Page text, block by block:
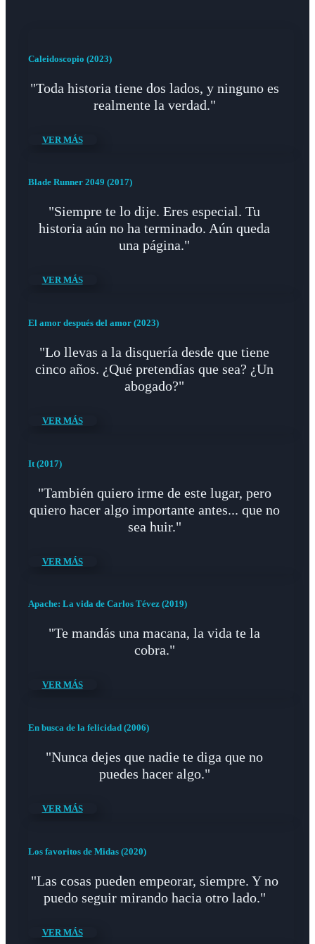
Caleidoscopio (2023)
"Toda historia tiene dos lados, y ninguno es
realmente la verdad."
VER MÁS
Blade Runner 2049 (2017)
"Siempre te lo dije. Eres especial. Tu
historia aún no ha terminado. Aún queda
una página."
VER MÁS
El amor después del amor (2023)
"Lo llevas a la disquería desde que tiene
cinco años. ¿Qué pretendías que sea? ¿Un
abogado?"
VER MÁS
It (2017)
"También quiero irme de este lugar, pero
quiero hacer algo importante antes... que no
sea huir."
VER MÁS
Apache: La vida de Carlos Tévez (2019)
"Te mandás una macana, la vida te la
cobra."
VER MÁS
En busca de la felicidad (2006)
"Nunca dejes que nadie te diga que no
puedes hacer algo."
VER MÁS
Los favoritos de Midas (2020)
"Las cosas pueden empeorar, siempre. Y no
puedo seguir mirando hacia otro lado."
VER MÁS